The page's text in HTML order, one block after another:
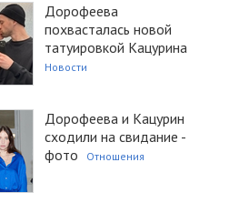
Дорофеева
похвасталась новой
татуировкой Кацурина
Новости
Дорофеева и Кацурин
сходили на свидание -
фото
Отношения